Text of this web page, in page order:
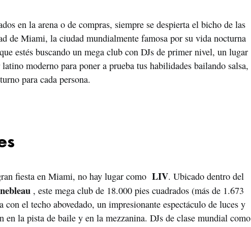
en la arena o de compras, siempre se despierta el bicho de las
de Miami, la ciudad mundialmente famosa por su vida nocturna
estés buscando un mega club con DJs de primer nivel, un lugar
moderno para poner a prueba tus habilidades bailando salsa,
para cada persona.
fiesta en Miami, no hay lugar como LIV. Ubicado dentro del
, este mega club de 18.000 pies cuadrados (más de 1.673
con el techo abovedado, un impresionante espectáculo de luces y
en la pista de baile y en la mezzanina. DJs de clase mundial como